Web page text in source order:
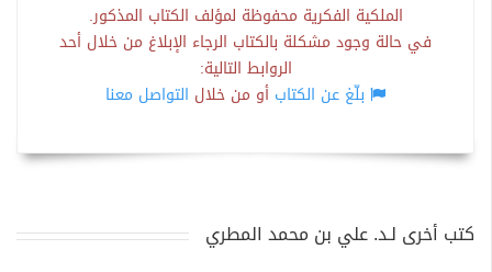
الملكية الفكرية محفوظة لمؤلف الكتاب المذكور.
في حالة وجود مشكلة بالكتاب الرجاء الإبلاغ من خلال أحد
الروابط التالية:
بلّغ عن الكتاب أو من خلال التواصل معنا
كتب أخرى لـد. علي بن محمد المطري